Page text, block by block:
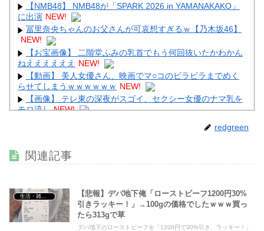
【NMB48】 NMB48が「SPARK 2026 in YAMANAKAKO」
に出演 NEW!
冨里奈央ちゃんのお父さんが可哀想すぎるｗ【乃木坂46】
NEW!
【お宝画像】 二階堂ふみの乳首でもう何回抜いたかわかん
ねええええええ
NEW!
【動画】 美人女優さん、映画でマ○コのビラビラまでめく
らせてしまうｗｗｗｗｗｗ NEW!
【画像】 テレ東の深夜がスゴイ、セクシー女優のナマ乳を
モロ流し NEW!
【動画】 役満ボディ・岡田紗佳(32)、ダンスで乳が大暴
Powered by livedoor 相互RSS
redgreen
関連記事
生活・雑談・恋愛
【悲報】デパ地下俺「ローストビーフ1200円30%
引きラッキー！」→100gの価格でしたｗｗｗ買っ
たら313gで草
デパ地下のローストビーフを「1200円で30%引き、ラッキー！」